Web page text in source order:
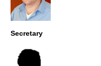
Secretary